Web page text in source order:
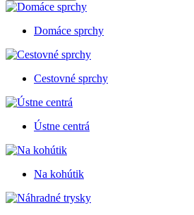
Domáce sprchy
Cestovné sprchy
Ústne centrá
Na kohútik